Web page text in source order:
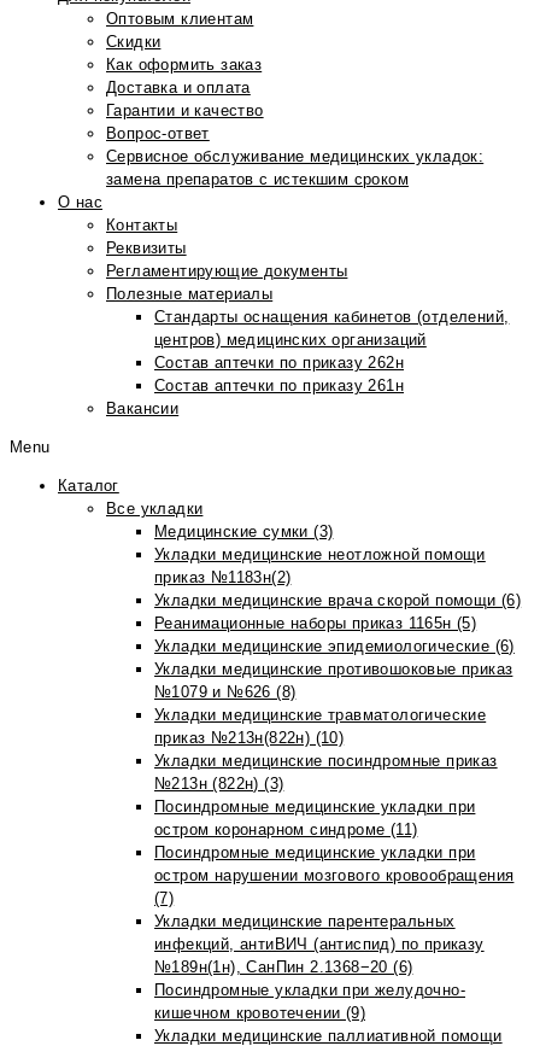
Оптовым клиентам
Скидки
Как оформить заказ
Доставка и оплата
Гарантии и качество
Вопрос-ответ
Сервисное обслуживание медицинских укладок:
замена препаратов с истекшим сроком
О нас
Контакты
Реквизиты
Регламентирующие документы
Полезные материалы
Стандарты оснащения кабинетов (отделений,
центров) медицинских организаций
Состав аптечки по приказу 262н
Состав аптечки по приказу 261н
Вакансии
Menu
Каталог
Все укладки
Медицинские сумки (3)
Укладки медицинские неотложной помощи
приказ №1183н(2)
Укладки медицинские врача скорой помощи (6)
Реанимационные наборы приказ 1165н (5)
Укладки медицинские эпидемиологические (6)
Укладки медицинские противошоковые приказ
№1079 и №626 (8)
Укладки медицинские травматологические
приказ №213н(822н) (10)
Укладки медицинские посиндромные приказ
№213н (822н) (3)
Посиндромные медицинские укладки при
остром коронарном синдроме (11)
Посиндромные медицинские укладки при
остром нарушении мозгового кровообращения
(7)
Укладки медицинские парентеральных
инфекций, антиВИЧ (антиспид) по приказу
№189н(1н), СанПин 2.1368−20 (6)
Посиндромные укладки при желудочно-
кишечном кровотечении (9)
Укладки медицинские паллиативной помощи